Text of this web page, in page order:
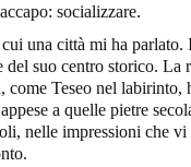
socializzare.
una città mi ha
suo centro storico. La
Teseo nel labirinto,
a quelle pietre
nelle impressioni che vi